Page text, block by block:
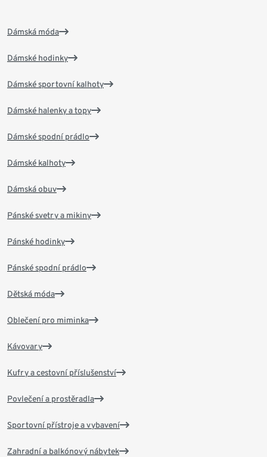
Dámská móda
Dámské hodinky
Dámské sportovní kalhoty
Dámské halenky a topy
Dámské spodní prádlo
Dámské kalhoty
Dámská obuv
Pánské svetry a mikiny
Pánské hodinky
Pánské spodní prádlo
Dětská móda
Oblečení pro miminka
Kávovary
Kufry a cestovní příslušenství
Povlečení a prostěradla
Sportovní přístroje a vybavení
Zahradní a balkónový nábytek